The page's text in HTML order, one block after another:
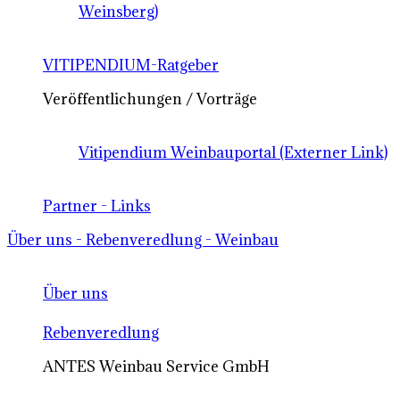
Weinsberg)
VITIPENDIUM-Ratgeber
Veröffentlichungen / Vorträge
Vitipendium Weinbauportal (Externer Link)
Partner - Links
Über uns - Rebenveredlung - Weinbau
Über uns
Rebenveredlung
ANTES Weinbau Service GmbH